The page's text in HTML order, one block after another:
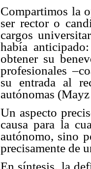
Compartimos la
ser rector o
cargos
había
obtener su
profesionales
su entrada al
autónomas
Un aspecto
causa para la
autónomo, sino
precisamente de
En síntesis, la